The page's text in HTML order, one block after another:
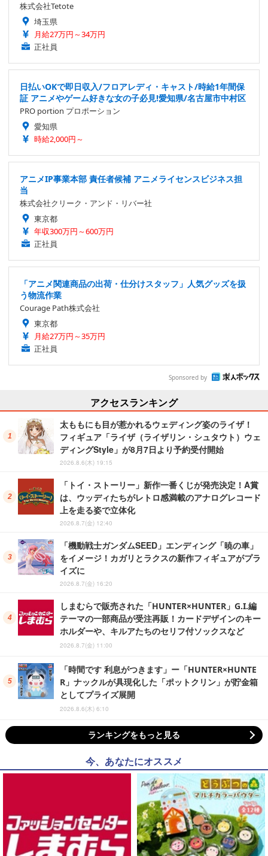
株式会社Tetote
埼玉県
月給27万円～34万円
正社員
日払いOKで即日収入/フロアレディ・キャスト/時給1年間保
証 アニメやゲーム好きな女の子必見!愛知県/名古屋市中村区
PRO portion プロポーション
愛知県
時給2,000円～
アニメIP事業本部 責任者候補 アニメライセンスビジネス担
当
株式会社クリーク・アンド・リバー社
東京都
年収300万円～600万円
正社員
「アニメ関連商品の出荷・仕分けスタッフ」人気グッズを扱
う物流作業
Courage Path株式会社
東京都
月給27万円～35万円
正社員
Sponsored by
アクセスランキング
太ももにも目が惹かれるウェディング姿のライザ！
フィギュア「ライザ（ライザリン・シュタウト）ウェ
ディングStyle」が8月7日より予約受付開始
2026.8.6(木) 19:15
「トイ・ストーリー」新作一番くじが発売決定！A賞
は、ウッディたちがレトロ感満載のアナログレコード
上を走る姿で立体化
2026.8.7(金) 12:40
「機動戦士ガンダムSEED」エンディング「暁の車」
をイメージ！カガリとラクスの新作フィギュアがプラ
イズに
2026.8.7(金) 16:20
しまむらで販売された「HUNTER×HUNTER」G.I.編
テーマの一部商品が受注再販！カードデザインのキー
ホルダーや、キルアたちのセリフ付ソックスなど
2026.8.7(金) 11:00
「時間です 利息がつきます」ー「HUNTER×HUNTE
R」ナックルが具現化した「ポットクリン」が貯金箱
としてプライズ展開
2026.8.6(木) 6:10
ランキングをもっと見る
今、あなたにオススメ